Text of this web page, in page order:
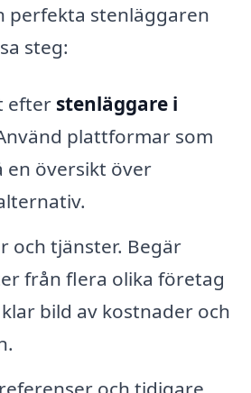
perfekta stenläggaren
steg:
efter stenläggare i
plattformar som
en översikt över
och tjänster. Begär
från flera olika företag
bild av kostnader och